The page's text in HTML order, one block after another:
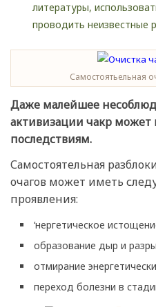
литературы,
проводить неизвестные
Самостоятьельная
Даже малейшее
активизации чакр
последствиям.
Самостоятельная
очагов может иметь
проявления:
‘нергетическое
образование дыр и
отмирание
переход болезни в